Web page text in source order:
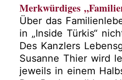
Merkwürdiges
Über das
in „Inside Türkis“
Des Kanzlers
Susanne Thier wird
jeweils in einem